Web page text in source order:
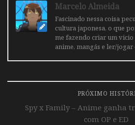
Marcelo Almeida
Fascinado nessa coisa
cultura japonesa, o que
me fazendo criar um vicio
anime, mangás e ler/jogar
PRÓXIMO
Spy x Family – Anime ganha
com OP e ED